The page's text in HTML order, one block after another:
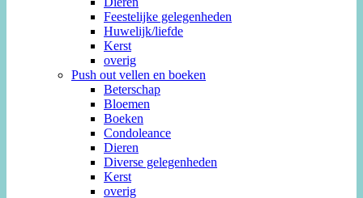
Feestelijke gelegenheden
Huwelijk/liefde
Kerst
overig
Push out vellen en boeken
Beterschap
Bloemen
Boeken
Condoleance
Dieren
Diverse gelegenheden
Kerst
overig